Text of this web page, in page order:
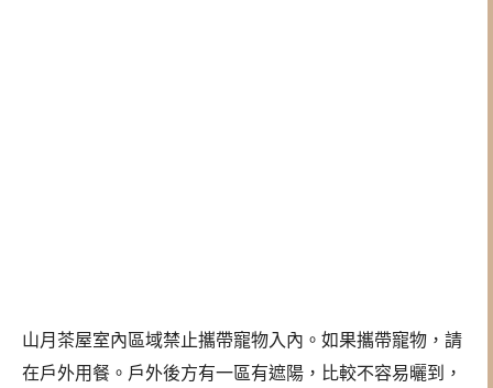
山月茶屋室內區域禁止攜帶寵物入內。如果攜帶寵物，請
在戶外用餐。戶外後方有一區有遮陽，比較不容易曬到，